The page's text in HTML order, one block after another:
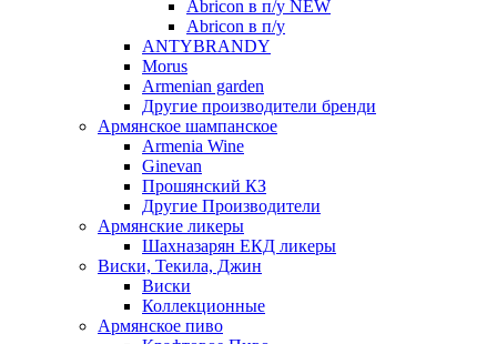
Abricon в п/у NEW
Abricon в п/у
ANTYBRANDY
Morus
Armenian garden
Другие производители бренди
Армянское шампанское
Armenia Wine
Ginevan
Прошянский КЗ
Другие Производители
Армянские ликеры
Шахназарян ЕКД ликеры
Виски, Текила, Джин
Виски
Коллекционные
Армянское пиво